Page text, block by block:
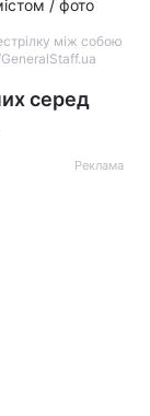
між собою
серед
Реклама